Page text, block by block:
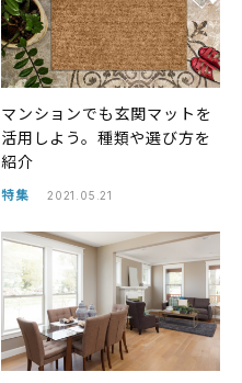
マンションでも玄関マットを
活用しよう。種類や選び方を
紹介
特集 2021.05.21